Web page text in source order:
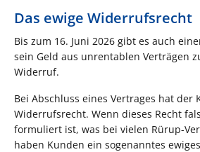
Das ewige Widerrufsrecht
Bis zum 16. Juni 2026 gibt es auch
sein Geld aus unrentablen Verträgen
Widerruf.
Bei Abschluss eines Vertrages hat der
Widerrufsrecht. Wenn dieses Recht
formuliert ist, was bei vielen Rürup-
haben Kunden ein sogenanntes